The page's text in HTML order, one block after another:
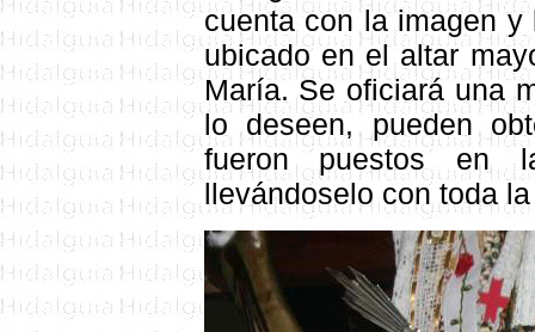
cuenta con la imagen
ubicado en el altar
María. Se oficiará una
lo deseen, pueden
fueron puestos en
llevándoselo con toda